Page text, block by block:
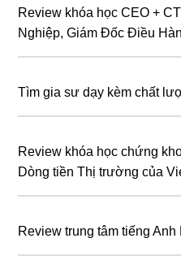
Review khóa học CEO +
Nghiệp, Giám Đốc Điều
Tìm gia sư dạy kèm chất
Review khóa học chứng
Dòng tiền Thị trường của
Review trung tâm tiếng Anh